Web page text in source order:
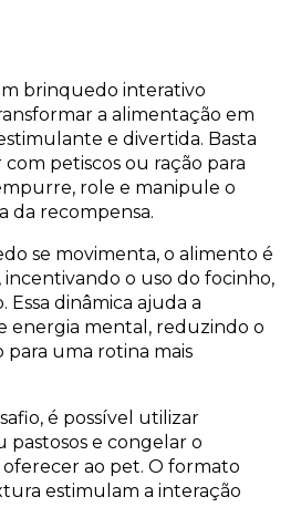
brinquedo interativo
a alimentação em
e divertida. Basta
petiscos ou ração para
role e manipule o
da recompensa.
se movimenta, o alimento é
incentivando o uso do focinho,
Essa dinâmica ajuda a
energia mental, reduzindo o
uma rotina mais
é possível utilizar
pastosos e congelar o
ao pet. O formato
estimulam a interação